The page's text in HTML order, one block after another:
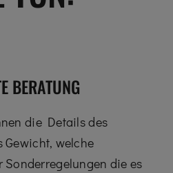
BERATUNG
die Details des
Gewicht, welche
Sonderregelungen die es